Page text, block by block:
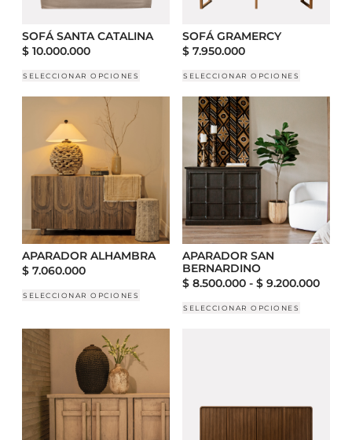
SOFÁ SANTA CATALINA
$ 10.000.000
SELECCIONAR OPCIONES
SOFÁ GRAMERCY
$ 7.950.000
SELECCIONAR OPCIONES
APARADOR ALHAMBRA
$ 7.060.000
SELECCIONAR OPCIONES
APARADOR SAN
BERNARDINO
$ 8.500.000 - $ 9.200.000
SELECCIONAR OPCIONES